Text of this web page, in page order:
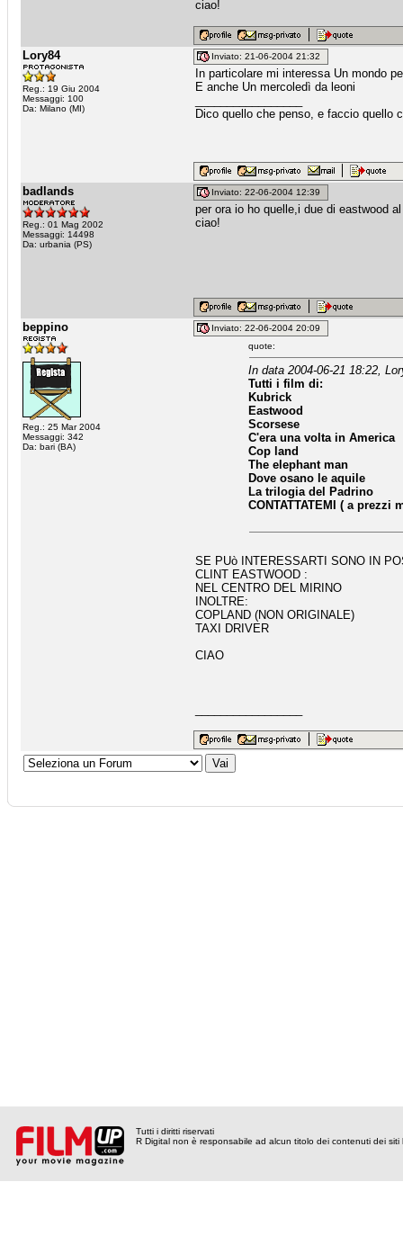
ciao!
Lory84
Reg.: 19 Giu 2004
Messaggi: 100
Da: Milano (MI)
Inviato: 21-06-2004 21:32
In particolare mi interessa Un mondo
E anche Un mercoledì da leoni
Dico quello che penso, e faccio quello
badlands
Reg.: 01 Mag 2002
Messaggi: 14498
Da: urbania (PS)
Inviato: 22-06-2004 12:39
per ora io ho quelle,i due di eastwood
ciao!
beppino
Reg.: 25 Mar 2004
Messaggi: 342
Da: bari (BA)
Inviato: 22-06-2004 20:09
quote:
In data 2004-06-21 18:22,
Tutti i film di:
Kubrick
Eastwood
Scorsese
C'era una volta in America
Cop land
The elephant man
Dove osano le aquile
La trilogia del Padrino
CONTATTATEMI ( a prezzi
SE PUò INTERESSARTI SONO IN
CLINT EASTWOOD :
NEL CENTRO DEL MIRINO
INOLTRE:
COPLAND (NON ORIGINALE)
TAXI DRIVER
CIAO
Tutti i diritti riservati
R Digital non è responsabile ad alcun titolo dei contenuti dei siti